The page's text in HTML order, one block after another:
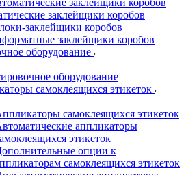
заклейщики коробов
заклейщики коробов
заклейщики коробов
заклейщики коробов
оборудование
оборудование
самоклеящихся этикеток
самоклеящихся этикеток
аппликаторы
этикеток
опции к
самоклеящихся этикеток